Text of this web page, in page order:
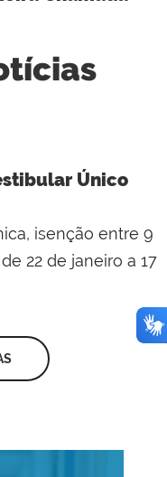
Único
isenção entre 9
22 de janeiro a 17